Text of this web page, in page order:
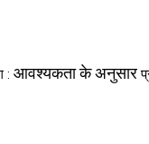
: आवश्यकता के अनुसार